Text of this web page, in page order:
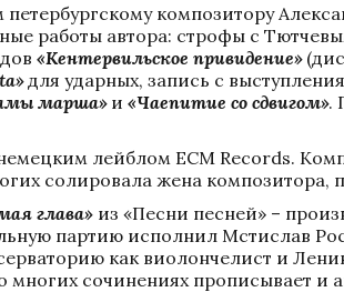
композитору
работы автора: строфы с
«Кентервильское привидение»
для ударных, запись с
марша» и «Чаепитие со сдвигом».
лейблом ECM Records.
солировала жена
глава» из «Песни песней» –
партию исполнил Мстислав
как виолончелист и
многих сочинениях прописывает и